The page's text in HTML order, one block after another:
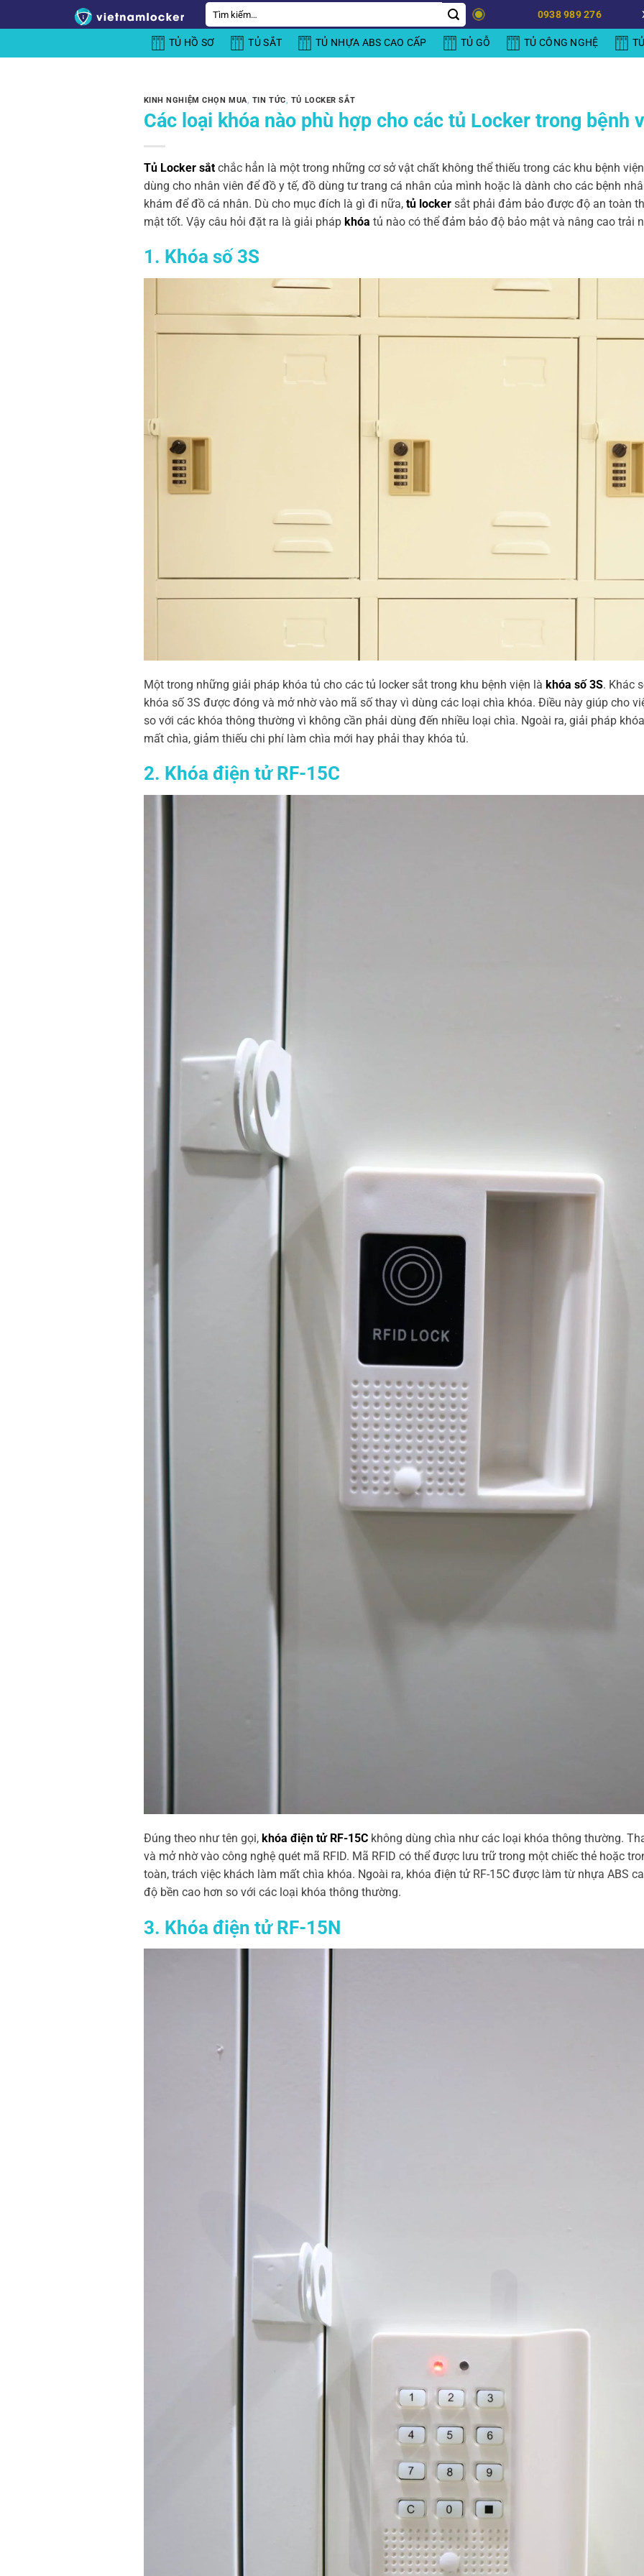
qua
dung
Tìm
kiếm:
0938 989 276
TỦ HỒ SƠ TỦ SẮT TỦ NHỰA ABS CAO CẤP TỦ GỖ TỦ CÔNG NGHỆ
KINH NGHIỆM CHỌN MUA, TIN TỨC, TỦ LOCKER SẮT
Các loại khóa nào phù hợp cho các tủ Locker trong bệnh
Tủ Locker sắt chắc hẳn là một trong những cơ sở vật chất không thể thiếu trong các khu bệnh
dùng cho nhân viên để đồ y tế, đồ dùng tư trang cá nhân của mình hoặc là dành cho các bệnh
khám để đồ cá nhân. Dù cho mục đích là gì đi nữa, tủ locker sắt phải đảm bảo được độ an toàn
mật tốt. Vậy câu hỏi đặt ra là giải pháp khóa tủ nào có thể đảm bảo độ bảo mật và nâng cao trải
1. Khóa số 3S
Một trong những giải pháp khóa tủ cho các tủ locker sắt trong khu bệnh viện là khóa số 3S. Khác
khóa số 3S được đóng và mở nhờ vào mã số thay vì dùng các loại chìa khóa. Điều này giúp cho
so với các khóa thông thường vì không cần phải dùng đến nhiều loại chìa. Ngoài ra, giải pháp
mất chìa, giảm thiếu chi phí làm chìa mới hay phải thay khóa tủ.
2. Khóa điện tử RF-15C
Đúng theo như tên gọi,khóa điện tử RF-15Ckhông dùng chìa như các loại khóa thông thường.
và mở nhờ vào công nghệ quét mã RFID. Mã RFID có thể được lưu trữ trong một chiếc thẻ hoặc
toàn, trách việc khách làm mất chìa khóa. Ngoài ra, khóa điện tử RF-15C được làm từ nhựa ABS
độ bền cao hơn so với các loại khóa thông thường.
3. Khóa điện tử RF-15N